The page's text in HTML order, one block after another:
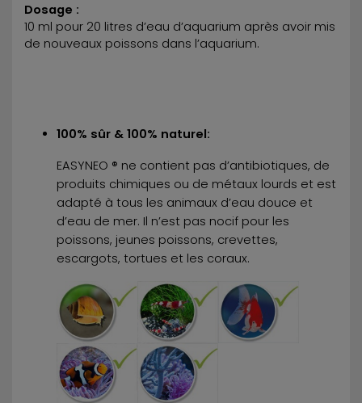
Dosage :
10 ml pour 20 litres d’eau d’aquarium après avoir mis
de nouveaux poissons dans l’aquarium.
100% sûr & 100% naturel:
EASYNEO ® ne contient pas d’antibiotiques, de
produits chimiques ou de métaux lourds et est
adapté à tous les animaux d’eau douce et
d’eau de mer. Il n’est pas nocif pour les
poissons, jeunes poissons, crevettes,
escargots, tortues et les coraux.